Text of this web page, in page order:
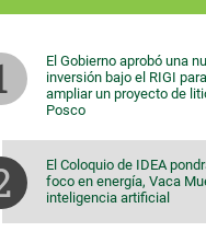
El Gobierno aprobó una
inversión bajo el RIGI para
ampliar un proyecto de
Posco
El Coloquio de IDEA
foco en energía, Vaca
inteligencia artificial